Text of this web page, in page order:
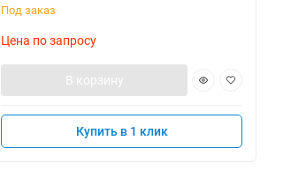
Под заказ
Цена по запросу
В корзину
Купить в 1 клик